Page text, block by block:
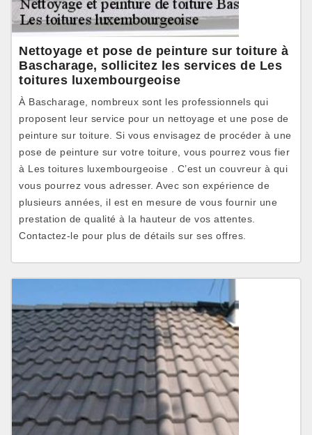
Nettoyage et pose de peinture sur toiture à
Bascharage, sollicitez les services de Les
toitures luxembourgeoise
À Bascharage, nombreux sont les professionnels qui
proposent leur service pour un nettoyage et une pose de
peinture sur toiture. Si vous envisagez de procéder à une
pose de peinture sur votre toiture, vous pourrez vous fier
à Les toitures luxembourgeoise . C’est un couvreur à qui
vous pourrez vous adresser. Avec son expérience de
plusieurs années, il est en mesure de vous fournir une
prestation de qualité à la hauteur de vos attentes.
Contactez-le pour plus de détails sur ses offres.